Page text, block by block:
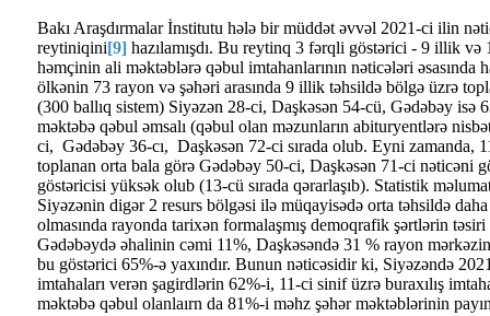
Bakı Araşdırmalar İnstitutu hələ bir müddət əvvəl 2021-ci ilin
reytiniqini[9] hazılamışdı. Bu reytinq 3 fərqli göstərici - 9 illik və
həmçinin ali məktəblərə qəbul imtahanlarının nəticələri əsasında
ölkənin 73 rayon və şəhəri arasında 9 illik təhsildə bölgə üzrə
(300 ballıq sistem) Siyəzən 28-ci, Daşkəsən 54-cü, Gədəbəy isə
məktəbə qəbul əmsalı (qəbul olan məzunların abituryentlərə
ci, Gədəbəy 36-cı, Daşkəsən 72-ci sırada olub. Eyni zamanda,
toplanan orta bala görə Gədəbəy 50-ci, Daşkəsən 71-ci nəticəni
göstəricisi yüksək olub (13-cü sırada qərarlaşıb). Statistik
Siyəzənin digər 2 resurs bölgəsi ilə müqayisədə orta təhsildə
olmasında rayonda tarixən formalaşmış demoqrafik şərtlərin
Gədəbəydə əhalinin cəmi 11%, Daşkəsəndə 31 % rayon
bu göstərici 65%-ə yaxındır. Bunun nəticəsidir ki, Siyəzəndə
imtahaları verən şagirdlərin 62%-i, 11-ci sinif üzrə buraxılış
məktəbə qəbul olanlaırn da 81%-i məhz şəhər məktəblərinin